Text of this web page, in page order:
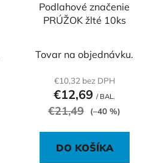
Podlahové značenie
PRÚŽOK žlté 10ks
Tovar na objednávku.
€10,32 bez DPH
€12,69 / BAL.
€21,49 (–40 %)
DO KOŠÍKA